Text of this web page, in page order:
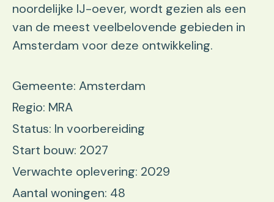
noordelijke IJ-oever, wordt gezien als een
van de meest veelbelovende gebieden in
Amsterdam voor deze ontwikkeling.
Gemeente: Amsterdam
Regio: MRA
Status: In voorbereiding
Start bouw: 2027
Verwachte oplevering: 2029
Aantal woningen: 48